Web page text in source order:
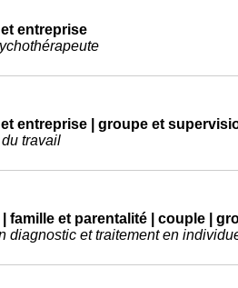
entreprise
entreprise | groupe et
travail
famille et parentalité | couple |
diagnostic et traitement en